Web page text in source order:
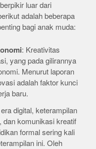
luar dari
adalah beberapa
bagi anak muda:
: Kreativitas
yang pada gilirannya
Menurut laporan
adalah faktor kunci
baru.
digital, keterampilan
dan komunikasi kreatif
formal sering kali
ini. Oleh